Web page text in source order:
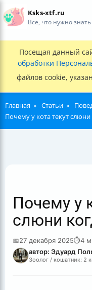
Ksks-xtf.ru
Все, что нужно
Посещая данный
обработки
файлов cookie,
Главная Статьи
Почему у кота текут
Почему у
слюни
📅27 декабря 2025⏱4
автор: Эдуард
Зоолог / кошатник: 2